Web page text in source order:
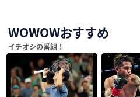
WOWOWおすすめ
イチオシの番組！